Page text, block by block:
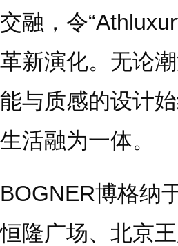
交融，令
革新演化。无论
能与质感的设计
生活融为一体。
BOGNER博格纳
恒隆广场、北京